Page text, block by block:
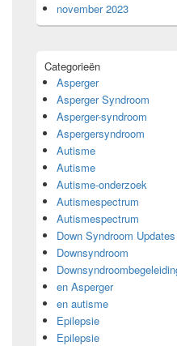
november 2023
Categorieën
Asperger
Asperger Syndroom
Asperger-syndroom
Aspergersyndroom
Autisme
Autisme
Autisme-onderzoek
Autismespectrum
Autismespectrum
Down Syndroom Updates
Downsyndroom
en Asperger
en autisme
Epilepsie
Epilepsie